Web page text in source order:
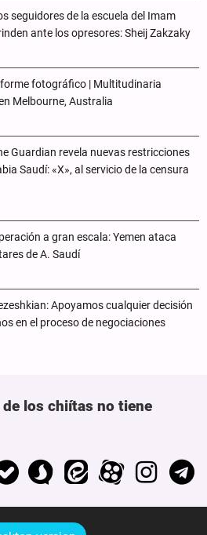
seguidores de la escuela del Imam
ante los opresores: Sheij Zakzaky
fotográfico | Multitudinaria
Melbourne, Australia
Guardian revela nuevas restricciones
Saudí: «X», al servicio de la censura
a gran escala: Yemen ataca
de A. Saudí
Apoyamos cualquier decisión
en el proceso de negociaciones
de los chiítas no tiene